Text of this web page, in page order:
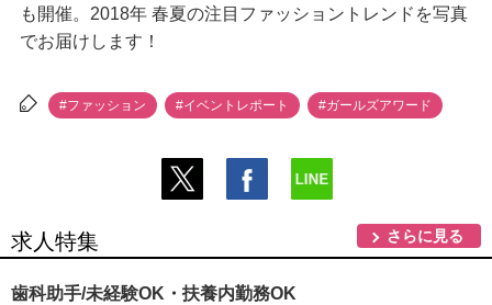
も開催。2018年 春夏の注目ファッショントレンドを写真
でお届けします！
#ファッション #イベントレポート #ガールズアワード
求人特集 さらに見る
歯科助手/未経験OK・扶養内勤務OK